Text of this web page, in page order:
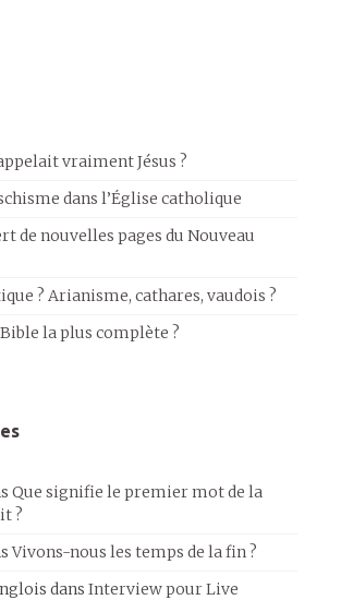
vraiment Jésus ?
dans l’Église catholique
de nouvelles pages du Nouveau
? Arianisme, cathares, vaudois ?
la plus complète ?
Que signifie le premier mot de la
?
Vivons-nous les temps de la fin ?
dans Interview pour Live